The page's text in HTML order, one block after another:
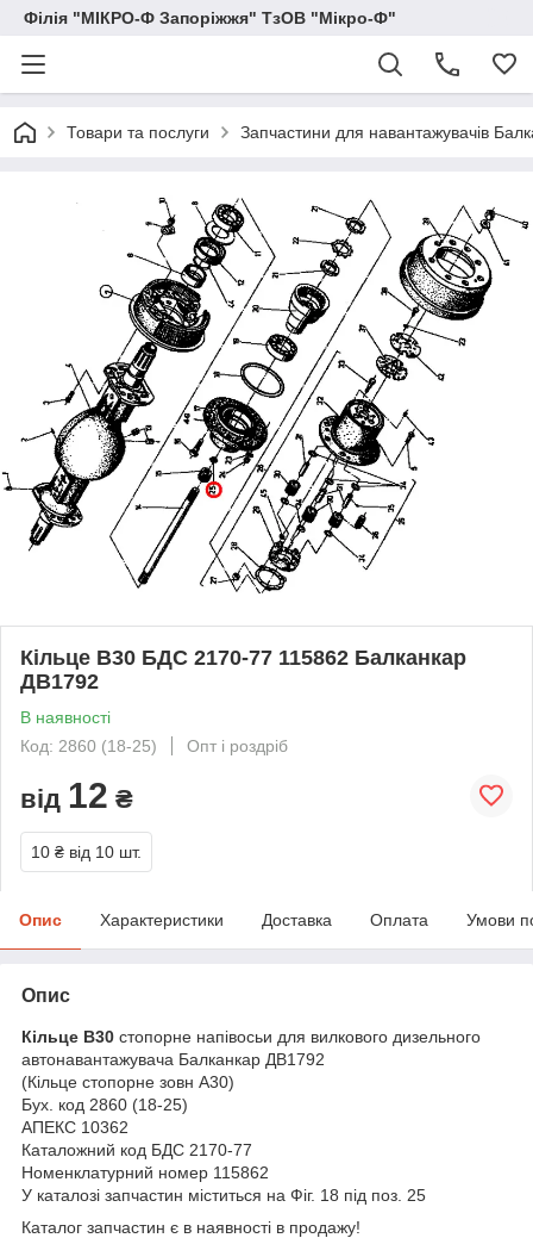
Філія "МІКРО-Ф Запоріжжя" ТзОВ "Мікро-Ф"
Товари та послуги Запчастини для навантажувачів
Кільце В30 БДС 2170-77 115862 Балканкар
ДВ1792
В наявності
Код: 2860 (18-25)
Опт і роздріб
від 12 ₴
10 ₴ від 10 шт.
Опис Характеристики Доставка Оплата Умови
Опис
Кільце В30 стопорне напівосьи для вилкового дизельного
автонавантажувача Балканкар ДВ1792
(Кільце стопорне зовн А30)
Бух. код 2860 (18-25)
АПЕКС 10362
Каталожний код БДС 2170-77
Номенклатурний номер 115862
У каталозі запчастин міститься на Фіг. 18 під поз. 25
Каталог запчастин є в наявності в продажу!